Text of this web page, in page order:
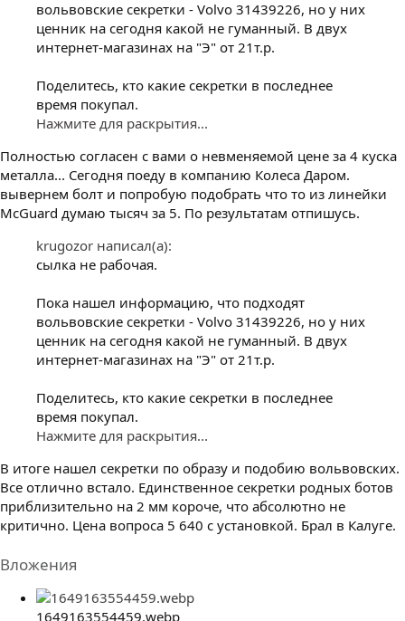
вольвовские секретки - Volvo 31439226, но у них
ценник на сегодня какой не гуманный. В двух
интернет-магазинах на "Э" от 21т.р.
Поделитесь, кто какие секретки в последнее
время покупал.
Нажмите для раскрытия...
Полностью согласен с вами о невменяемой цене за 4 куска
металла... Сегодня поеду в компанию Колеса Даром.
вывернем болт и попробую подобрать что то из линейки
McGuard думаю тысяч за 5. По результатам отпишусь.
krugozor написал(а):
сылка не рабочая.
Пока нашел информацию, что подходят
вольвовские секретки - Volvo 31439226, но у них
ценник на сегодня какой не гуманный. В двух
интернет-магазинах на "Э" от 21т.р.
Поделитесь, кто какие секретки в последнее
время покупал.
Нажмите для раскрытия...
В итоге нашел секретки по образу и подобию вольвовских.
Все отлично встало. Единственное секретки родных ботов
приблизительно на 2 мм короче, что абсолютно не
критично. Цена вопроса 5 640 с установкой. Брал в Калуге.
Вложения
1649163554459.webp